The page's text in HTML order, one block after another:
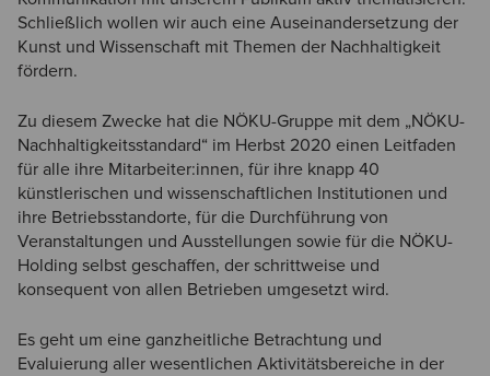
Schließlich wollen wir auch eine Auseinandersetzung der
Kunst und Wissenschaft mit Themen der Nachhaltigkeit
fördern.
Zu diesem Zwecke hat die NÖKU-Gruppe mit dem „NÖKU-
Nachhaltigkeitsstandard“ im Herbst 2020 einen Leitfaden
für alle ihre Mitarbeiter:innen, für ihre knapp 40
künstlerischen und wissenschaftlichen Institutionen und
ihre Betriebsstandorte, für die Durchführung von
Veranstaltungen und Ausstellungen sowie für die NÖKU-
Holding selbst geschaffen, der schrittweise und
konsequent von allen Betrieben umgesetzt wird.
Es geht um eine ganzheitliche Betrachtung und
Evaluierung aller wesentlichen Aktivitätsbereiche in der